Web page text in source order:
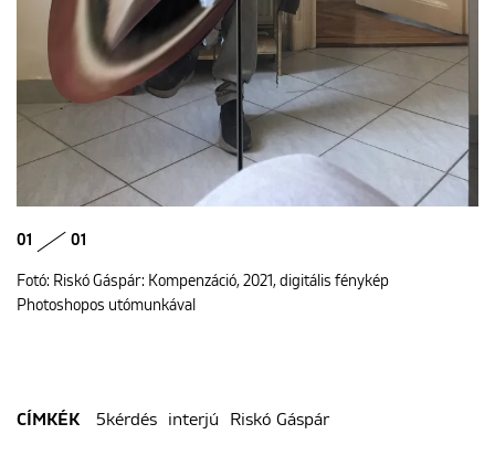
01 01
Fotó: Riskó Gáspár: Kompenzáció, 2021, digitális fénykép
Photoshopos utómunkával
CÍMKÉK 5kérdés interjú Riskó Gáspár